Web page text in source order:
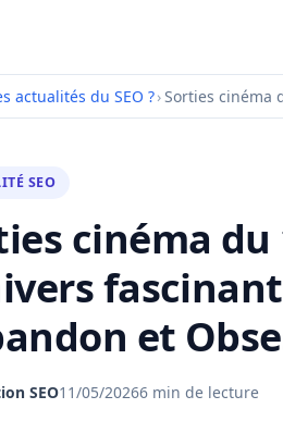
actualités du SEO ?›Sorties cinéma
SEO
cinéma du
et
SEO11/05/20266 min de lecture